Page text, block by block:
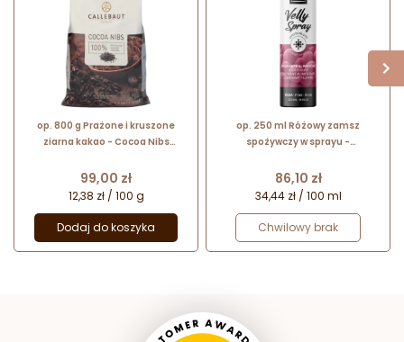
op. 800 g Prażone i kruszone
ziarna kakao - Cocoa Nibs
X47
Cena
99,00 zł
12,38 zł / 100 g
Dodaj do koszyka
op. 250 ml Różowy zamsz
spożywczy w sprayu -
cukierniczych - Barima Artisanal
Cena
86,10 zł
34,44 zł / 100 ml
Chwilowy brak